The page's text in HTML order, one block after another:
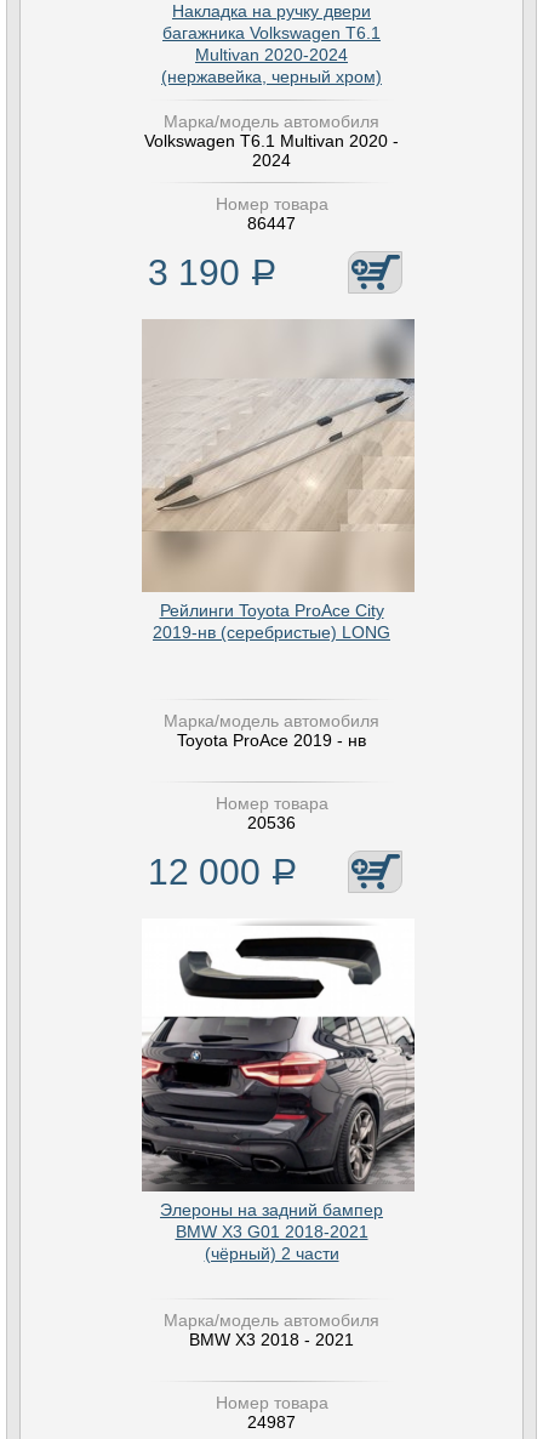
Накладка на ручку двери
багажника Volkswagen T6.1
Multivan 2020-2024
(нержавейка, черный хром)
Марка/модель автомобиля
Volkswagen T6.1 Multivan 2020 -
2024
Номер товара
86447
3 190 Р
Рейлинги Toyota ProAce City
2019-нв (серебристые) LONG
Марка/модель автомобиля
Toyota ProAce 2019 - нв
Номер товара
20536
12 000 Р
Элероны на задний бампер
BMW X3 G01 2018-2021
(чёрный) 2 части
Марка/модель автомобиля
BMW X3 2018 - 2021
Номер товара
24987